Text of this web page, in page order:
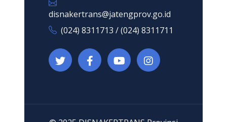
disnakertrans@jatengprov.go.id
(024) 8311713 / (024) 8311711